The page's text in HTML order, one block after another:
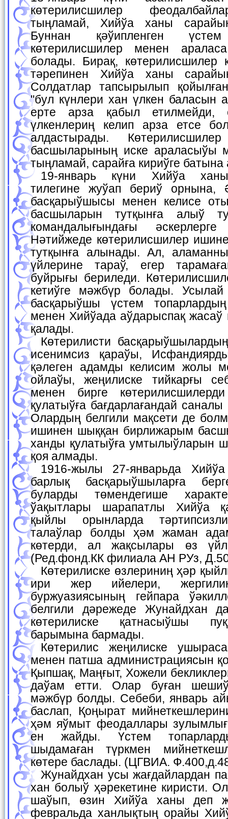
көтерилисшилер
тыңламай, Хийўа ханы
Буннан қәўипленген
көтерилисшилер менен
болады. Бирақ, көтерилисшилер
тәрепинен Хийўа ханы
Солдатлар тапсырылып
"бул күнлери хан үлкен баласын
ерте арза қабыл
үлкенлериң келип арза етсе
алдастырады.
басшыларының иске араласыўы
тыңламай, сарайға кириўге
19-январь күни Хийўа ханы көтерилисшилер
тилегине жуўап бериў орнына,
басқарыўшысы менен келисе
басшыларын тутқынға алыў
командалығындағы
Нәтийжеде көтерилисшилер
тутқынға алынады. Ал,
үйлерине тараў, егер
буйрығы бериледи.
кетиўге мәжбүр болады. Усылай
басқарыўшы үстем
менен Хийўада аўдарыспақ жасаў
қалады.
Көтерилисти басқарыўшылардың халықтың күшине
исенимсиз қараўы,
қәлеген адамды келисим жолы
ойлаўы, жеңилиске тийкарғы
менен бирге
қулатыўға бағдарлағандай
Олардың белгили мақсети де
ишинен шыққан бирлижарым
ханды қулатыўға умтылыўларын
қоя алмады.
1916-жылы 27-январьда Хийўа ханы Исфандияр
барлық басқарыўшыларға
буларды төмендегише
ўақытлары шарапатлы Хийўа
қыйлы орынларда
талаўлар болды ҳәм жаман
көтерди, ал жақсылары өз
(Ред.фонд.КК филиала АН РУз,
Көтерилиске өзлериниң ҳәр қыйлы мәплерин гөзлеп,
ири жер ийелери,
буржуазиясының гейпара
белгили дәрежеде Жунайдхан
көтерилиске қатнасыўшы
барымына бармады.
Көтерилис жеңилиске ушыраса да, Хийўа ханы
менен патша администрациясын
Қыпшақ, Маңғыт, Хожели
даўам етти. Олар буған
мәжбүр болды. Себеби, январь
баслап, Қоңырат
ҳәм яўмыт феодаллары
ен жайды. Үстем
шыдамаған түркмен
көтере баслады. (ЦГВИА.
Жунайдхан усы жағдайлардан пайдаланып, Хийўада
хан болыў ҳәрекетине киристи.
шаўып, өзин Хийўа ханы деп
февральда ханлықтың орайы